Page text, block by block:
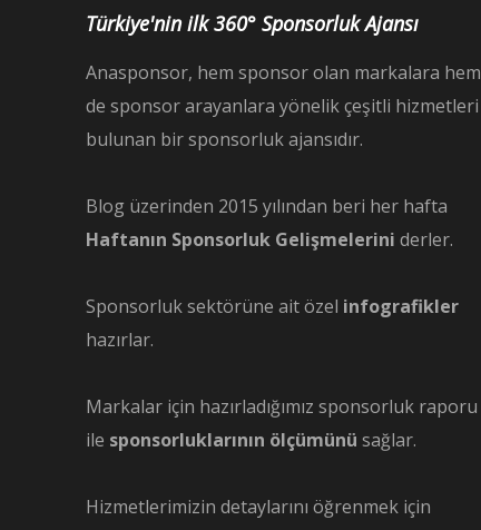
Türkiye'nin ilk 360° Sponsorluk Ajansı
Anasponsor, hem sponsor olan markalara hem
de sponsor arayanlara yönelik çeşitli hizmetleri
bulunan bir sponsorluk ajansıdır.
Blog üzerinden 2015 yılından beri her hafta
Haftanın Sponsorluk Gelişmelerini derler.
Sponsorluk sektörüne ait özel infografikler
hazırlar.
Markalar için hazırladığımız sponsorluk raporu
ile sponsorluklarının ölçümünü sağlar.
Hizmetlerimizin detaylarını öğrenmek için